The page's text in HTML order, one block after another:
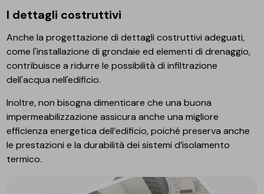
I dettagli costruttivi
Anche la progettazione di dettagli costruttivi adeguati,
come l'installazione di grondaie ed elementi di drenaggio,
contribuisce a ridurre le possibilità di infiltrazione
dell'acqua nell'edificio.
Inoltre, non bisogna dimenticare che una buona
impermeabilizzazione assicura anche una migliore
efficienza energetica dell’edificio, poiché preserva anche
le prestazioni e la durabilità dei sistemi d’isolamento
termico.